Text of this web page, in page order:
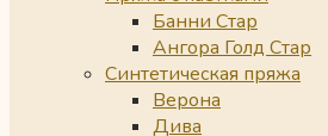
Банни Стар
Ангора Голд Стар
Синтетическая пряжа
Верона
Дива